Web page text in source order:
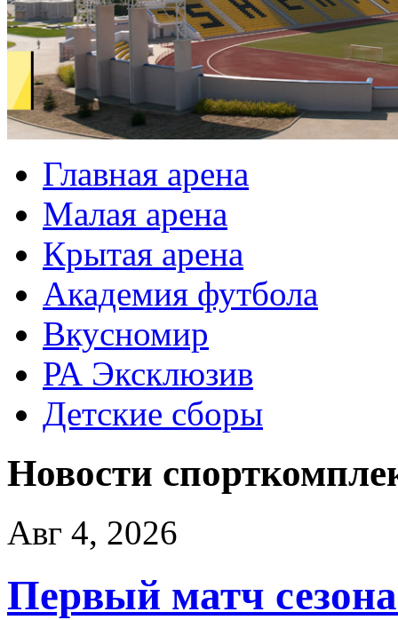
Главная арена
Малая арена
Крытая арена
Академия футбола
Вкусномир
РА Эксклюзив
Детские сборы
Новости
Авг 4, 2026
Первый матч